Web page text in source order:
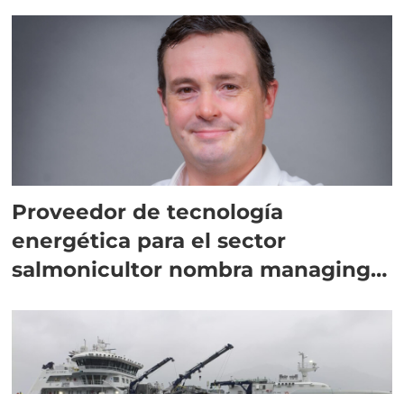
Proveedor de tecnología
energética para el sector
salmonicultor nombra managing